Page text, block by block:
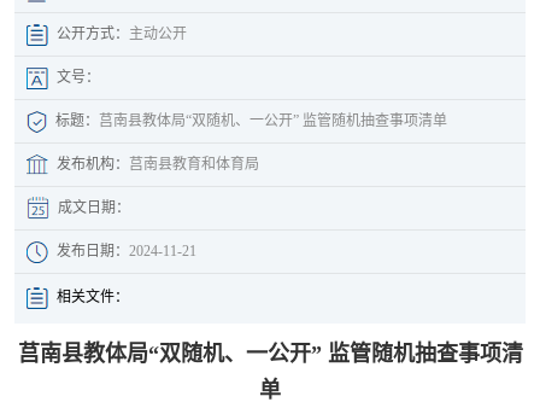
公开方式： 主动公开
文号：
标题： 莒南县教体局“双随机、一公开” 监管随机抽查事项清单
发布机构： 莒南县教育和体育局
成文日期：
发布日期： 2024-11-21
相关文件：
莒南县教体局“双随机、一公开” 监管随机抽查事项清
单